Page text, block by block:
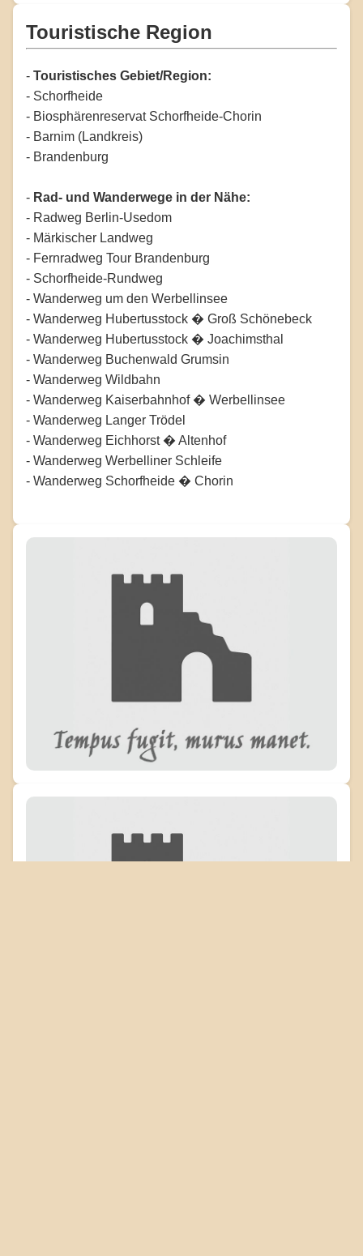
Touristische Region
- Touristisches Gebiet/Region:
- Schorfheide
- Biosphärenreservat Schorfheide-Chorin
- Barnim (Landkreis)
- Brandenburg
- Rad- und Wanderwege in der Nähe:
- Radweg Berlin-Usedom
- Märkischer Landweg
- Fernradweg Tour Brandenburg
- Schorfheide-Rundweg
- Wanderweg um den Werbellinsee
- Wanderweg Hubertusstock � Groß Schönebeck
- Wanderweg Hubertusstock � Joachimsthal
- Wanderweg Buchenwald Grumsin
- Wanderweg Wildbahn
- Wanderweg Kaiserbahnhof � Werbellinsee
- Wanderweg Langer Trödel
- Wanderweg Eichhorst � Altenhof
- Wanderweg Werbelliner Schleife
- Wanderweg Schorfheide � Chorin